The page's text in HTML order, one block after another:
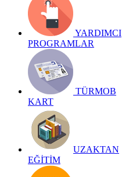
YARDIMCI
PROGRAMLAR
TÜRMOB
KART
UZAKTAN
EĞİTİM